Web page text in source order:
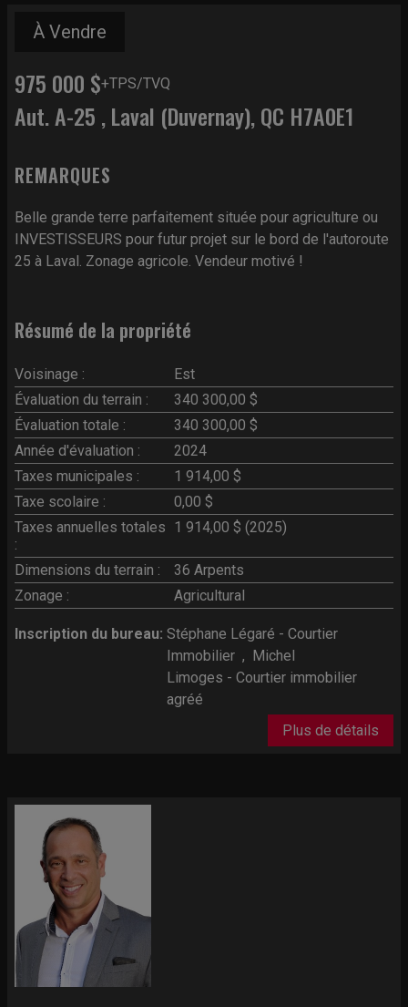
À Vendre
975 000 $+TPS/TVQ
Aut. A-25 , Laval (Duvernay), QC H7A0E1
REMARQUES
Belle grande terre parfaitement située pour agriculture ou
INVESTISSEURS pour futur projet sur le bord de l'autoroute
25 à Laval. Zonage agricole. Vendeur motivé !
Résumé de la propriété
Voisinage :
Est
Évaluation du terrain :
340 300,00 $
Évaluation totale :
340 300,00 $
Année d'évaluation :
2024
Taxes municipales :
1 914,00 $
Taxe scolaire :
0,00 $
Taxes annuelles totales
:
1 914,00 $ (2025)
Dimensions du terrain :
36 Arpents
Zonage :
Agricultural
Inscription du bureau: Stéphane Légaré - Courtier
Immobilier ,
Michel
Limoges - Courtier immobilier
agréé
Plus de détails